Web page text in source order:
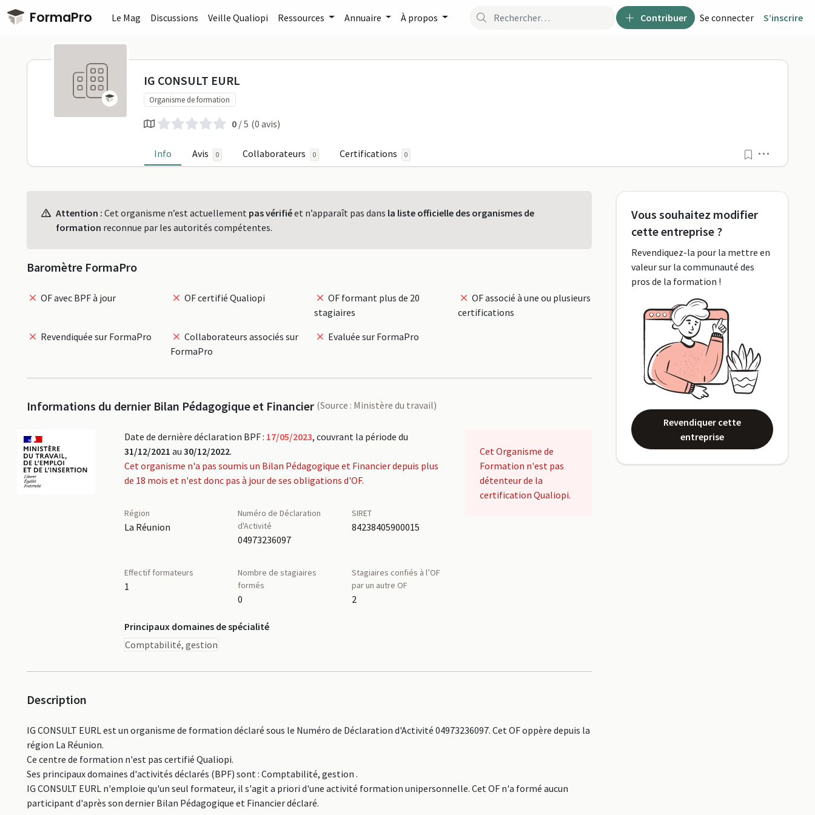
Passer au contenu principal
FormaPro Contribuer Se connecter S’inscrire
Le Mag Discussions Veille Qualiopi Ressources Annuaire À propos
IG CONSULT EURL sur FormaPro
IG CONSULT EURL
Organisme de formation
0 / 5 (0 avis)
Info Avis 0 Collaborateurs 0 Certifications 0
ProfilAttention : Cet organisme n’est actuellement pas vérifiéet n’apparaît pas dans la liste officielle des organismes de
formation reconnue par les autorités compétentes.
Baromètre FormaPro
OF avec BPF à jour OF certifié Qualiopi
OF formant plus de 20
stagiaires
OF associé à une ou plusieurs
certifications
Revendiquée sur FormaPro
Collaborateurs associés sur
FormaPro
Evaluée sur FormaPro
Informations du dernier Bilan Pédagogique et Financier (Source : Ministère du travail)
Date de dernière déclaration BPF : 17/05/2023, couvrant la période du
31/12/2021 au 30/12/2022.
Cet organisme n'a pas soumis un Bilan Pédagogique et Financier depuis plus
de 18 mois et n'est donc pas à jour de ses obligations d'OF.
Région
La Réunion
Numéro de Déclaration
d'Activité
04973236097
SIRET
84238405900015
Effectif formateurs
1
Nombre de stagiaires
formés
0
Stagiaires confiés à l’OF
par un autre OF
2
Principaux domaines de spécialité
Comptabilité, gestion
Cet Organisme de
Formation n'est pas
détenteur de la
certification Qualiopi.
Description
IG CONSULT EURL est un organisme de formation déclaré sous le Numéro de Déclaration d'Activité 04973236097. Cet OF oppère depuis la
région La Réunion.
Ce centre de formation n'est pas certifié Qualiopi.
Ses principaux domaines d'activités déclarés (BPF) sont : Comptabilité, gestion .
IG CONSULT EURL n'emploie qu'un seul formateur, il s'agit a priori d'une activité formation unipersonnelle. Cet OF n'a formé aucun
participant d'après son dernier Bilan Pédagogique et Financier déclaré.
Vous souhaitez modifier
cette entreprise ?
Revendiquez-la pour la mettre en
valeur sur la communauté des
pros de la formation !
Revendiquer cette
entreprise